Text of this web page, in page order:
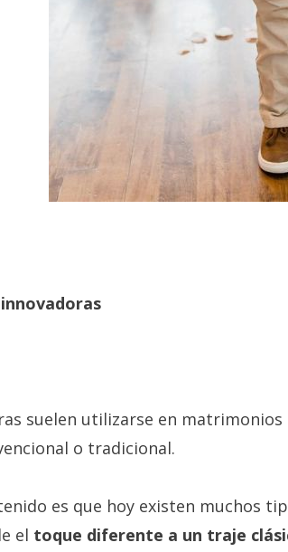
suelen utilizarse en
o tradicional.
es que hoy existen muchos
el toque diferente a un traje